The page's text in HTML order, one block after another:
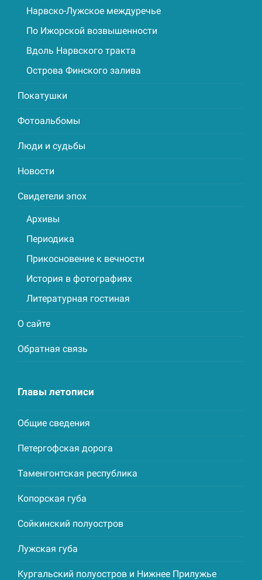
Нарвско-Лужское междуречье
По Ижорской возвышенности
Вдоль Нарвского тракта
Острова Финского залива
Покатушки
Фотоальбомы
Люди и судьбы
Новости
Свидетели эпох
Архивы
Периодика
Прикосновение к вечности
История в фотографиях
Литературная гостиная
О сайте
Обратная связь
Главы летописи
Общие сведения
Петергофская дорога
Таменгонтская республика
Копорская губа
Сойкинский полуостров
Лужская губа
Кургальский полуостров и Нижнее Прилужье